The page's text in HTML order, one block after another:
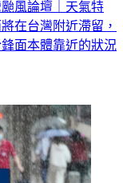
風論壇｜天氣特
在台灣附近滯留，
面本體靠近的狀況